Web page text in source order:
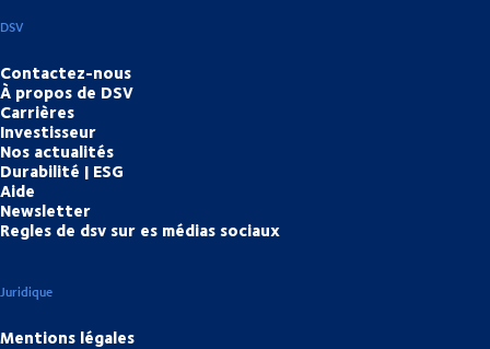
DSV
Contactez-nous
À propos de DSV
Carrières
Investisseur
Nos actualités
Durabilité | ESG
Aide
Newsletter
Regles de dsv sur es médias sociaux
Juridique
Mentions légales